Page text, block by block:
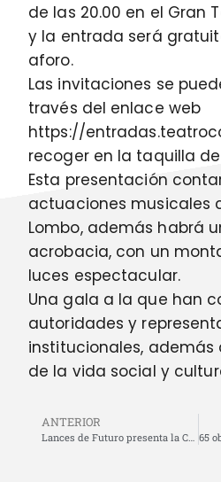
de las 20.00 en el Gran
y la entrada será
aforo.
Las invitaciones se
través del enlace web
https://
recoger en la taquilla
Esta presentación
actuaciones musicales
Lombo, además habrá
acrobacia, con un
luces espectacular.
Una gala a la que han
autoridades y
institucionales, además
de la vida social y
ANTERIOR
Lances de Futuro presenta la Corrida Picassiana en México